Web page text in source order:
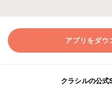
アプリをダウ
クラシルの公式